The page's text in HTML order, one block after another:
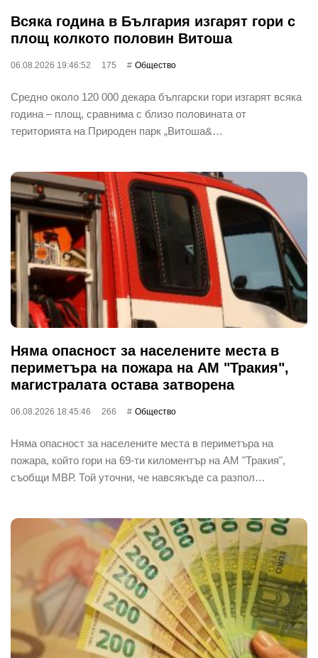
Всяка година в България изгарят гори с
площ колкото половин Витоша
06.08.2026 19:46:52 175 Общество
Средно около 120 000 декара български гори изгарят всяка
година – площ, сравнима с близо половината от
територията на Природен парк „Витоша&…
Няма опасност за населените места в
периметъра на пожара на АМ "Тракия",
магистралата остава затворена
06.08.2026 18:45:46 266 Общество
Няма опасност за населените места в периметъра на
пожара, който гори на 69-ти киломентър на АМ "Тракия",
съобщи МВР. Той уточни, че навсякъде са разпол…